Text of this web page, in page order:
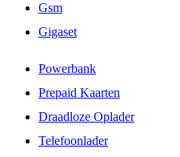
Gsm
Gigaset
Powerbank
Prepaid Kaarten
Draadloze Oplader
Telefoonlader